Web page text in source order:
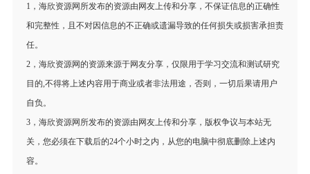
1，海欣资源网所发布的资源由网友上传和分享，不保证信息的正确性
和完整性，且不对因信息的不正确或遗漏导致的任何损失或损害承担责
任。
2，海欣资源网的资源来源于网友分享，仅限用于学习交流和测试研究
目的,不得将上述内容用于商业或者非法用途，否则，一切后果请用户
自负。
3，海欣资源网所发布的资源由网友上传和分享，版权争议与本站无
关，您必须在下载后的24个小时之内，从您的电脑中彻底删除上述内
容。